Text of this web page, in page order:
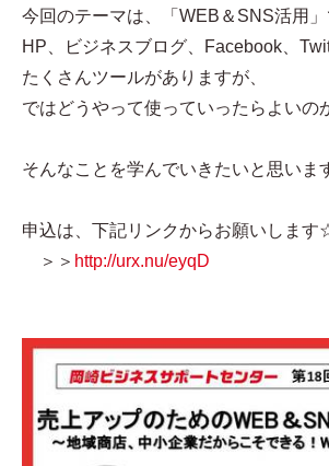
今回のテーマは、「WEB＆SNS活用」
HP、ビジネスブログ、Facebook、
たくさんツールがありますが、
ではどうやって使っていったらよいの
そんなことを学んでいきたいと思いま
申込は、下記リンクからお願いします
＞＞ http://urx.nu/eyqD